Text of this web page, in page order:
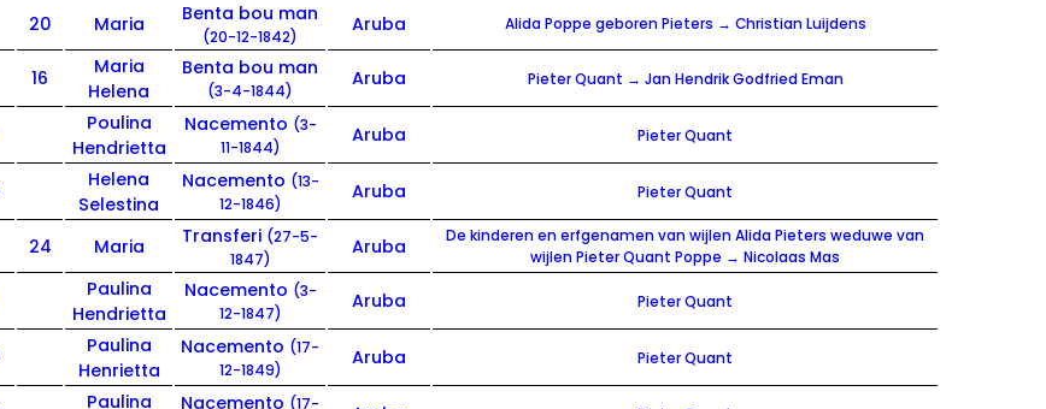
20 Maria Benta bou man
(20-12-1842)
Aruba Alida Poppe geboren Pieters → Christian Luijdens
16
Maria
Helena
Benta bou man
(3-4-1844)
Aruba Pieter Quant → Jan Hendrik Godfried Eman
Poulina
Hendrietta
Nacemento (3-
11-1844)
Aruba Pieter Quant
Helena
Selestina
Nacemento (13-
12-1846)
Aruba Pieter Quant
24 Maria Transferi (27-5-
1847)
Aruba
De kinderen en erfgenamen van wijlen Alida Pieters weduwe van
wijlen Pieter Quant Poppe → Nicolaas Mas
Paulina
Hendrietta
Nacemento (3-
12-1847)
Aruba Pieter Quant
Paulina
Henrietta
Nacemento (17-
12-1849)
Aruba Pieter Quant
Paulina
Nacemento (17-